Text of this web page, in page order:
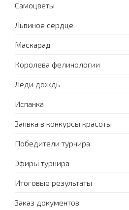
Самоцветы
Львиное сердце
Маскарад
Королева фелинологии
Леди дождь
Испанка
Заявка в конкурсы красоты
Победители турнира
Эфиры турнира
Итоговые результаты
Заказ документов